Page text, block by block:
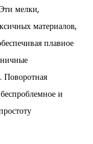
мелки,
материалов,
плавное
Поворотная
и